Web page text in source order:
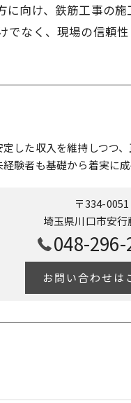
向け、鉄筋工事の
なく、現場の信頼性
した収入を維持しつつ
験者も基礎から着実に成
〒334-0051
埼玉県川口市安行
048-296-
お問い合わせは